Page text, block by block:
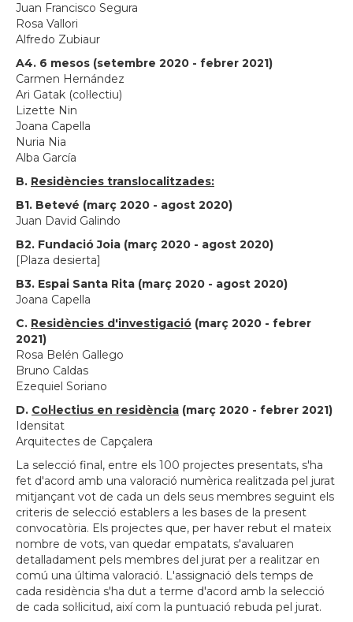
Juan Francisco Segura
Rosa Vallori
Alfredo Zubiaur
A4. 6 mesos (setembre 2020 - febrer 2021)
Carmen Hernández
Ari Gatak (col·lectiu)
Lizette Nin
Joana Capella
Nuria Nia
Alba García
B. Residències translocalitzades:
B1. Betevé (març 2020 - agost 2020)
Juan David Galindo
B2. Fundació Joia (març 2020 - agost 2020)
[Plaza desierta]
B3. Espai Santa Rita (març 2020 - agost 2020)
Joana Capella
C. Residències d'investigació (març 2020 - febrer
2021)
Rosa Belén Gallego
Bruno Caldas
Ezequiel Soriano
D. Col·lectius en residència (març 2020 - febrer 2021)
Idensitat
Arquitectes de Capçalera
La selecció final, entre els 100 projectes presentats, s'ha
fet d'acord amb una valoració numèrica realitzada pel jurat
mitjançant vot de cada un dels seus membres seguint els
criteris de selecció establers a les bases de la present
convocatòria. Els projectes que, per haver rebut el mateix
nombre de vots, van quedar empatats, s'avaluaren
detalladament pels membres del jurat per a realitzar en
comú una última valoració. L'assignació dels temps de
cada residència s'ha dut a terme d'acord amb la selecció
de cada sol·licitud, així com la puntuació rebuda pel jurat.